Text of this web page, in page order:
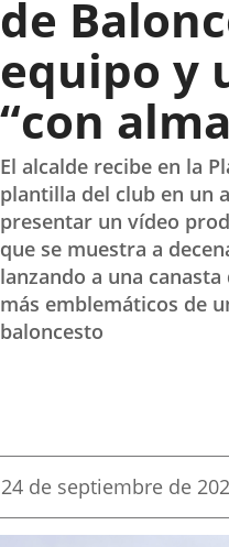
de
equipo y
“con
El alcalde recibe en la
plantilla del club en un
presentar un vídeo
que se muestra a
lanzando a una
más emblemáticos de
baloncesto
Fecha
la
24 de septiembre de